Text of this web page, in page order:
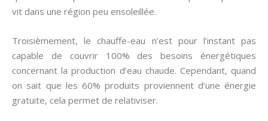
vit dans une région peu ensoleillée.
Troisièmement, le chauffe-eau n’est pour l’instant pas
capable de couvrir 100% des besoins énergétiques
concernant la production d’eau chaude. Cependant, quand
on sait que les 60% produits proviennent d’une énergie
gratuite, cela permet de relativiser.